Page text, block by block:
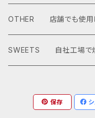
OTHER 店舗でも使用し
SWEETS 自社工場で焼
保存